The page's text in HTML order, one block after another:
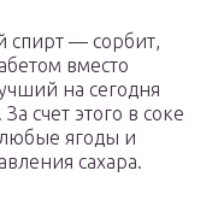
спирт — сорбит,
вместо
на сегодня
счет этого в соке
ягоды и
сахара.